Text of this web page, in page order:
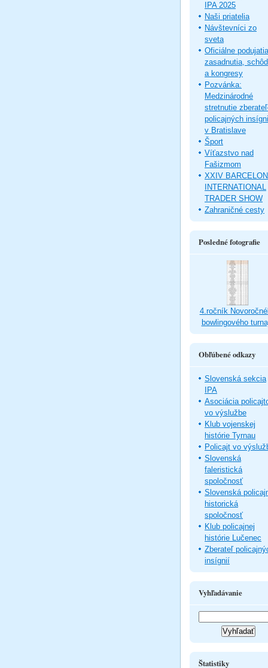
IPA 2025
Naši priatelia
Návštevníci zo
sveta
Oficiálne
zasadnutia,
a kongresy
Pozvánka:
Medzinárodné
stretnutie
policajných
v Bratislave
Šport
Víťazstvo nad
Fašizmom
XXIV
INTERNATIONAL
TRADER SHOW
Zahraničné cesty
Posledné fotografie
4.ročník
bowlingového
Obľúbené odkazy
Slovenská sekcia
IPA
Asociácia
vo výslužbe
Klub vojenskej
histórie Tyrnau
Policajt vo
Slovenská
faleristická
spoločnosť
Slovenská
historická
spoločnosť
Klub policajnej
histórie Lučenec
Zberateľ
insígnií
Vyhľadávanie
Štatistiky